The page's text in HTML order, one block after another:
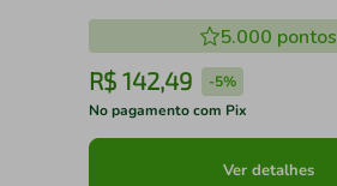
5.000 pontos
R$ 142,49 -5%
No pagamento com Pix
Ver detalhes